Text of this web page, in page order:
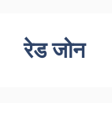
रेड जोन